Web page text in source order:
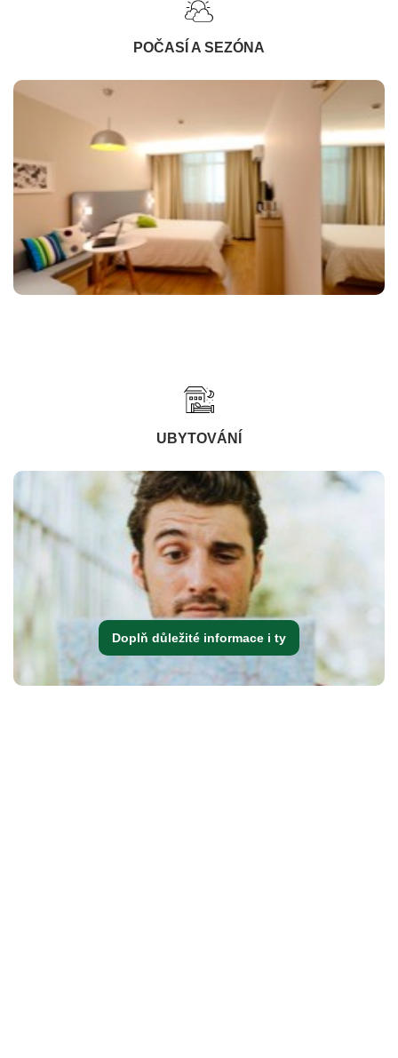
POČASÍ A SEZÓNA
UBYTOVÁNÍ
Doplň důležité informace i ty